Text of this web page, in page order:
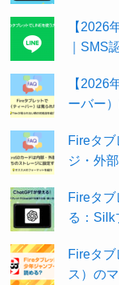
【2026
｜SMS
【2026
ーバー
Fireタ
ジ・外
Fireタ
る：Silk
Fireタ
ス）の